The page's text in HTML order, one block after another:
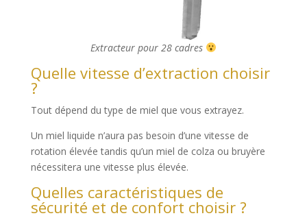
Extracteur pour 28 cadres
Quelle vitesse d’extraction choisir
?
Tout dépend du type de miel que vous extrayez.
Un miel liquide n’aura pas besoin d’une vitesse de
rotation élevée tandis qu’un miel de colza ou bruyère
nécessitera une vitesse plus élevée.
Quelles caractéristiques de
sécurité et de confort choisir ?